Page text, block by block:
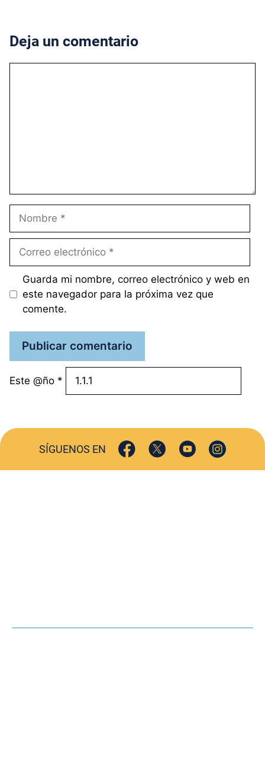
Deja un comentario
electrónico
Guarda mi nombre, correo electrónico y web en
este navegador para la próxima vez que
comente.
Este @ño *
SÍGUENOS EN